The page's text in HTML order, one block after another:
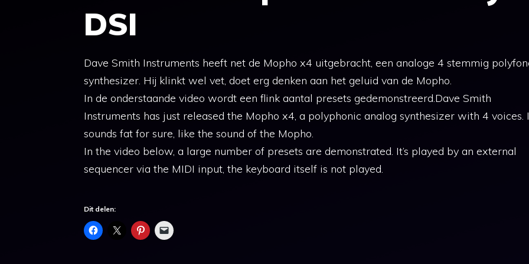
DSI
Dave Smith Instruments heeft net de Mopho x4 uitgebracht, een analoge 4 stemmig
synthesizer. Hij klinkt wel vet, doet erg denken aan het geluid van de Mopho.
In de onderstaande video wordt een flink aantal presets gedemonstreerd.Dave Smith
Instruments has just released the Mopho x4, a polyphonic analog synthesizer with 4 voices.
sounds fat for sure, like the sound of the Mopho.
In the video below, a large number of presets are demonstrated. It’s played by an external
sequencer via the MIDI input, the keyboard itself is not played.
Dit delen: